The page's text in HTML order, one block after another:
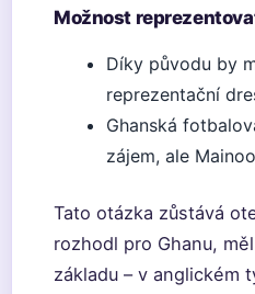
Možnost
Díky původu by
reprezentační
Ghanská
zájem, ale
Tato otázka zůstává
rozhodl pro Ghanu,
základu – v anglickém